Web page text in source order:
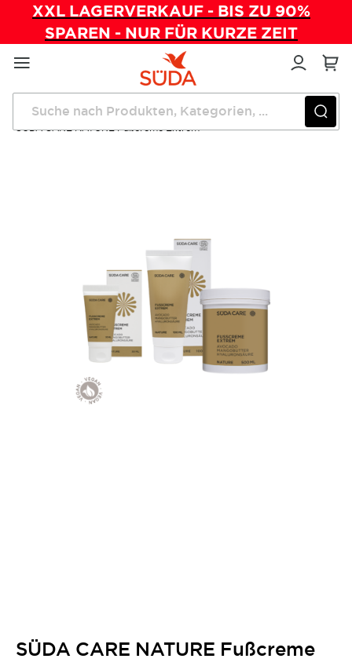
XXL LAGERVERKAUF - BIS ZU 90%
SPAREN - NUR FÜR KURZE ZEIT
Direkt
zum
Inhalt
Startseite
Pflegeprodukte
SÜDA CARE NATURE Fußcreme Extrem
SÜDA CARE NATURE Fußcreme